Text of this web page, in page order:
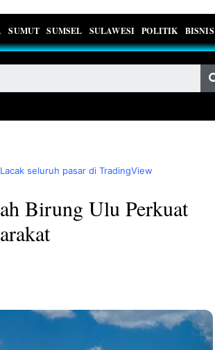
SUMUT SUMSEL SULAWESI POLITIK BISNIS
Lacak seluruh pasar di TradingView
Birung Ulu Perkuat